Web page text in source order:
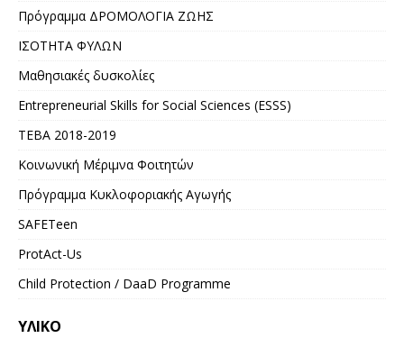
Πρόγραμμα ΔΡΟΜΟΛΟΓΙΑ ΖΩΗΣ
ΙΣΟΤΗΤΑ ΦΥΛΩΝ
Μαθησιακές δυσκολίες
Entrepreneurial Skills for Social Sciences (ESSS)
ΤΕΒΑ 2018-2019
Κοινωνική Μέριμνα Φοιτητών
Πρόγραμμα Κυκλοφοριακής Αγωγής
SAFETeen
ProtAct-Us
Child Protection / DaaD Programme
ΥΛΙΚΌ